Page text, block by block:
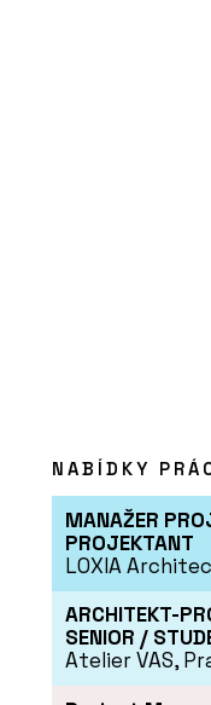
NABÍDKY
MANAŽER
PROJEKTANT
LOXIA
ARCHITEKT-
SENIOR /
Atelier VAS,